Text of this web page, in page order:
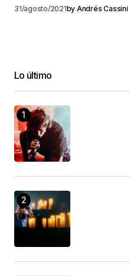
31/agosto/2021by Andrés Cassini
Lo último